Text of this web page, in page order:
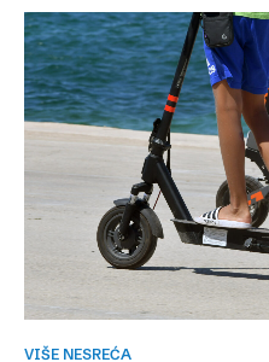
VIŠE NESREĆA